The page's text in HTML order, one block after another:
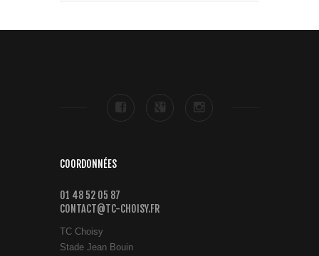
COORDONNÉES
01 48 52 05 87
CONTACT@TC-CHOISY.FR
TC Choisy
Stade Jean Bouin